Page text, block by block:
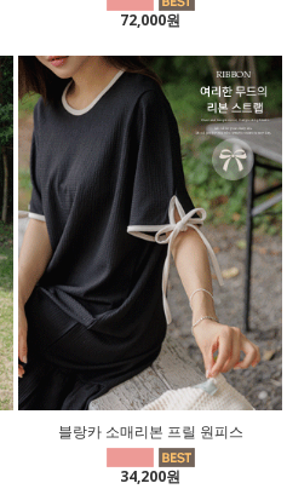
72,000원
블랑카 소매리본 프릴 원피스
34,200원